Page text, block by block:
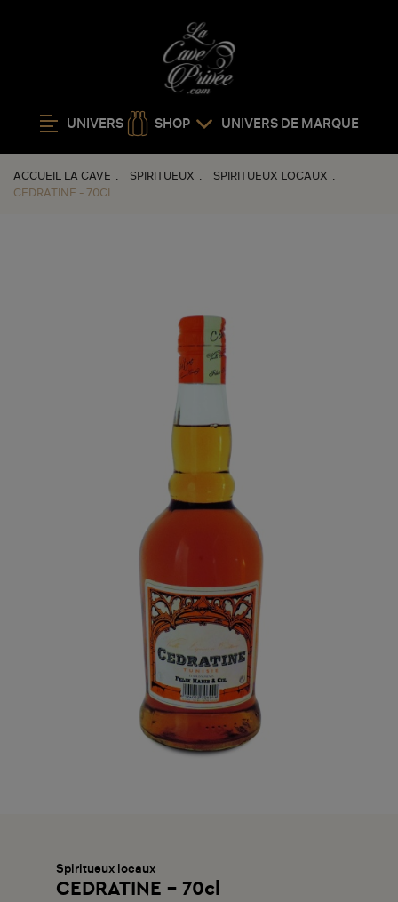
UNIVERS SHOP UNIVERS DE MARQUE
ACCUEIL LA CAVE SPIRITUEUX
SPIRITUEUX LOCAUX
CEDRATINE - 70CL
Spiritueux locaux
CEDRATINE - 70cl